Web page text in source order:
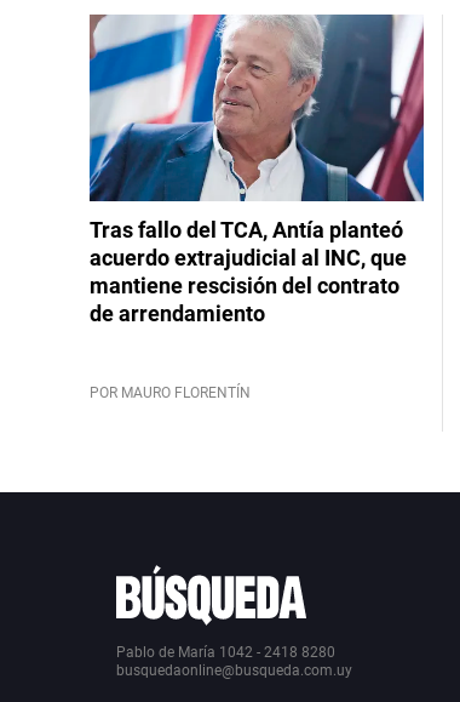
Tras fallo del TCA, Antía planteó
acuerdo extrajudicial al INC, que
mantiene rescisión del contrato
de arrendamiento
POR MAURO FLORENTÍN
Pablo de María 1042 - 2418 8280
busquedaonline@busqueda.com.uy